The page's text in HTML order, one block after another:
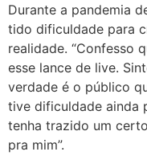
Durante a pandemia
tido dificuldade para
realidade. “Confesso
esse lance de live.
verdade é o público
tive dificuldade ainda
tenha trazido um
pra mim”.